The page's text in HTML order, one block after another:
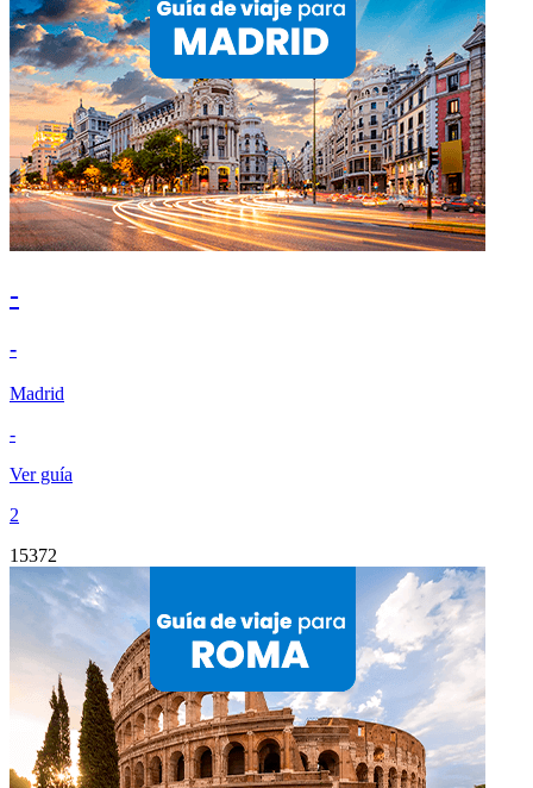
-
-
Madrid
-
Ver guía
2
15372